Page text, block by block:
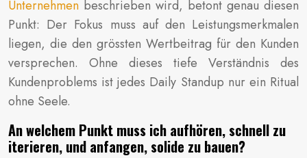
Unternehmen beschrieben wird, betont genau diesen
Punkt: Der Fokus muss auf den Leistungsmerkmalen
liegen, die den grössten Wertbeitrag für den Kunden
versprechen. Ohne dieses tiefe Verständnis des
Kundenproblems ist jedes Daily Standup nur ein Ritual
ohne Seele.
An welchem Punkt muss ich aufhören, schnell zu
iterieren, und anfangen, solide zu bauen?